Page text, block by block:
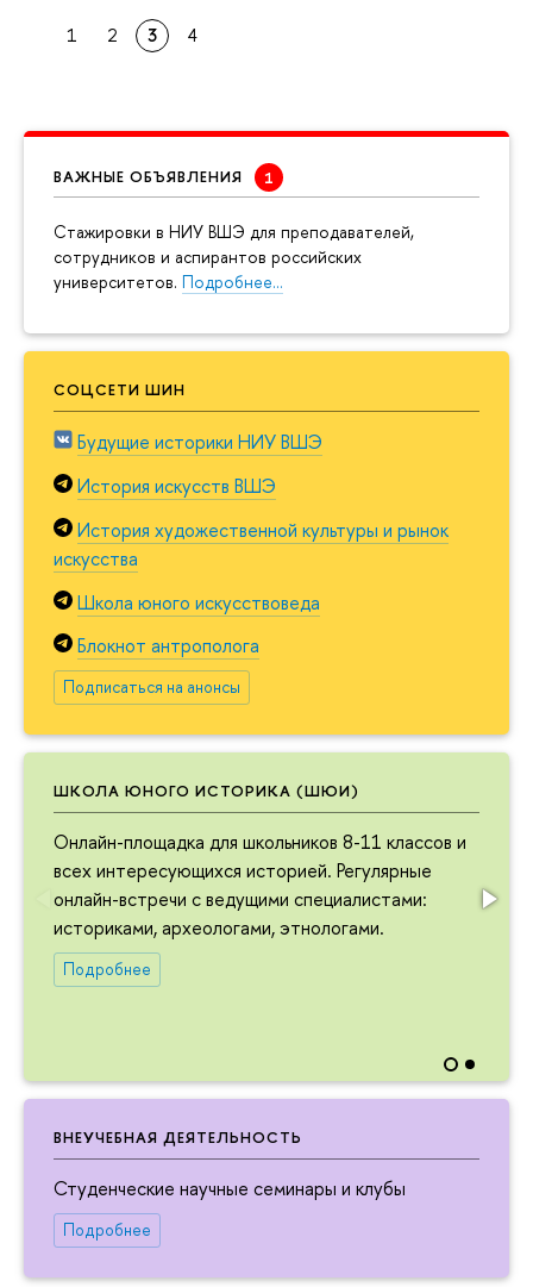
ВАЖНЫЕ ОБЪЯВЛЕНИЯ
Cтажировки в НИУ ВШЭ для преподавателей,
сотрудников и аспирантов российских
университетов. Подробнее…
СОЦСЕТИ ШИН
Будущие историки НИУ ВШЭ
История искусств ВШЭ
История художественной культуры и рынок
искусства
Школа юного искусствоведа
Блокнот антрополога
Подписаться на анонсы
ШКОЛА ЮНОГО ИСТОРИКА (ШЮИ)
Онлайн-площадка для школьников 8-11 классов и
всех интересующихся историей. Регулярные
онлайн-встречи с ведущими специалистами:
историками, археологами, этнологами.
Подробнее
ВНЕУЧЕБНАЯ ДЕЯТЕЛЬНОСТЬ
Студенческие научные семинары и клубы
Подробнее
1 2 3 4